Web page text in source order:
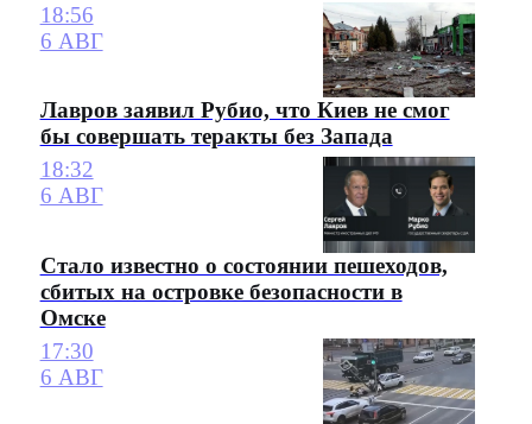
18:56
6 АВГ
Лавров заявил Рубио, что Киев не смог
бы совершать теракты без Запада
18:32
6 АВГ
Стало известно о состоянии пешеходов,
сбитых на островке безопасности в
Омске
17:30
6 АВГ